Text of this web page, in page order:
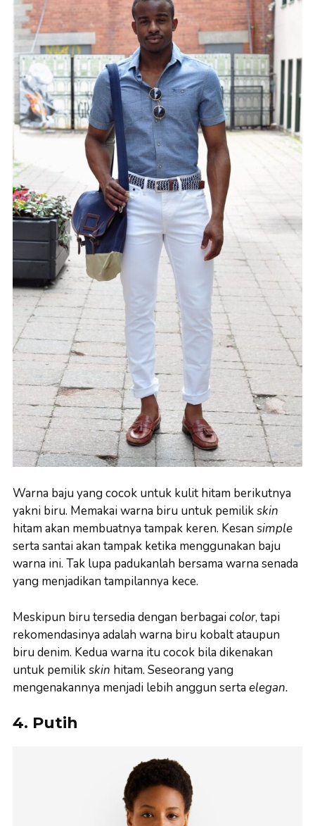
Warna baju yang cocok untuk kulit hitam berikutnya
yakni biru. Memakai warna biru untuk pemilikskin
hitam akan membuatnya tampak keren. Kesan simple
serta santai akan tampak ketika menggunakan baju
warna ini. Tak lupa padukanlah bersama warna senada
yang menjadikan tampilannya kece.
Meskipun biru tersedia dengan berbagaicolor, tapi
rekomendasinya adalah warna biru kobalt ataupun
biru denim. Kedua warna itu cocok bila dikenakan
untuk pemilikskin hitam. Seseorang yang
mengenakannya menjadi lebih anggun serta elegan.
4. Putih